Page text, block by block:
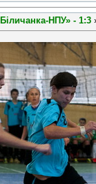
НПУ» - 1:3